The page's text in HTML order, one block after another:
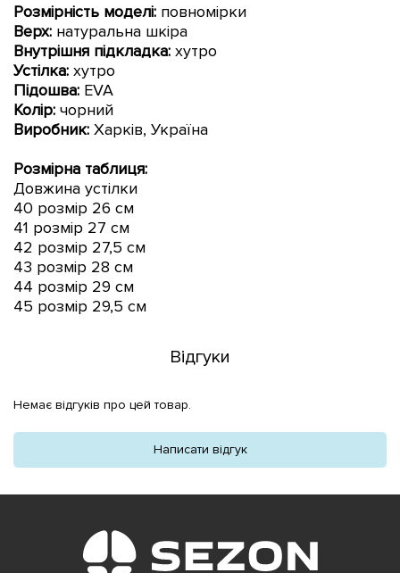
Розмірність моделі: повномірки
Верх: натуральна шкіра
Внутрішня підкладка: хутро
Устілка: хутро
Підошва: EVA
Колір: чорний
Виробник: Харків, Україна
Розмірна таблиця:
Довжина устілки
40 розмір 26 см
41 розмір 27 см
42 розмір 27,5 см
43 розмір 28 см
44 розмір 29 см
45 розмір 29,5 см
Відгуки
Немає відгуків про цей товар.
Написати відгук